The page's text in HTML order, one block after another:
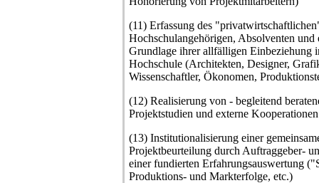
(11) Erfassung des
Hochschulangehörigen, Absolventen und
Grundlage ihrer allfälligen Einbeziehung
Hochschule (Architekten, Designer,
Wissenschaftler, Ökonomen,
(12) Realisierung von - begleitend
Projektstudien und externe Kooperationen
(13) Institutionalisierung einer
Projektbeurteilung durch Auftraggeber-
einer fundierten Erfahrungsauswertung
Produktions- und Markterfolge, etc.)